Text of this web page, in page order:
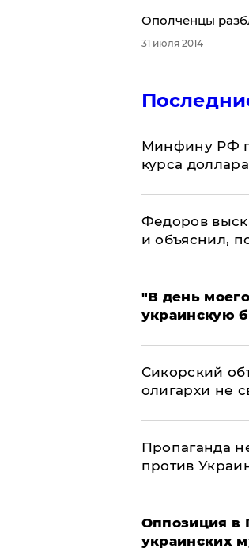
Ополченцы
31 июля 2014
Минфину РФ
курса
Федоров
и объяснил,
​"В день
украинскую
Сикорский
олигархи не
​Пропаганда
против
Оппозиция в
украинских